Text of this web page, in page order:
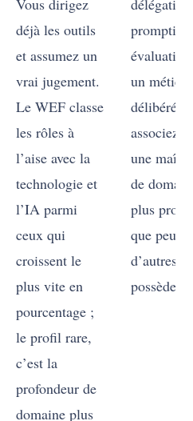
Vous dirigez
déjà les outils
et assumez un
vrai jugement.
Le WEF classe
les rôles à
l’aise avec la
technologie et
l’IA parmi
ceux qui
croissent le
plus vite en
pourcentage ;
le profil rare,
c’est la
profondeur de
domaine plus
un métier
délibéré,
associez-
une
de
plus
que peu
d’autres
possèdent.